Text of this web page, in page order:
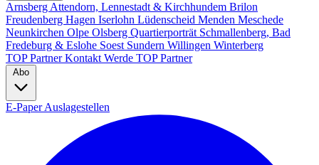
Arnsberg Attendorn, Lennestadt & Kirchhundem Brilon
Freudenberg Hagen Iserlohn Lüdenscheid Menden Meschede
Neunkirchen Olpe Olsberg Quartierporträt Schmallenberg, Bad
Fredeburg & Eslohe Soest Sundern Willingen Winterberg
TOP PartnerKontakt Werde TOP Partner
Abo
E-PaperAuslagestellen